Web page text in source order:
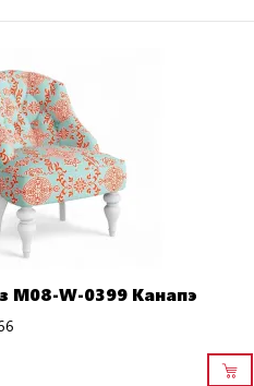
W-0399 Канапэ